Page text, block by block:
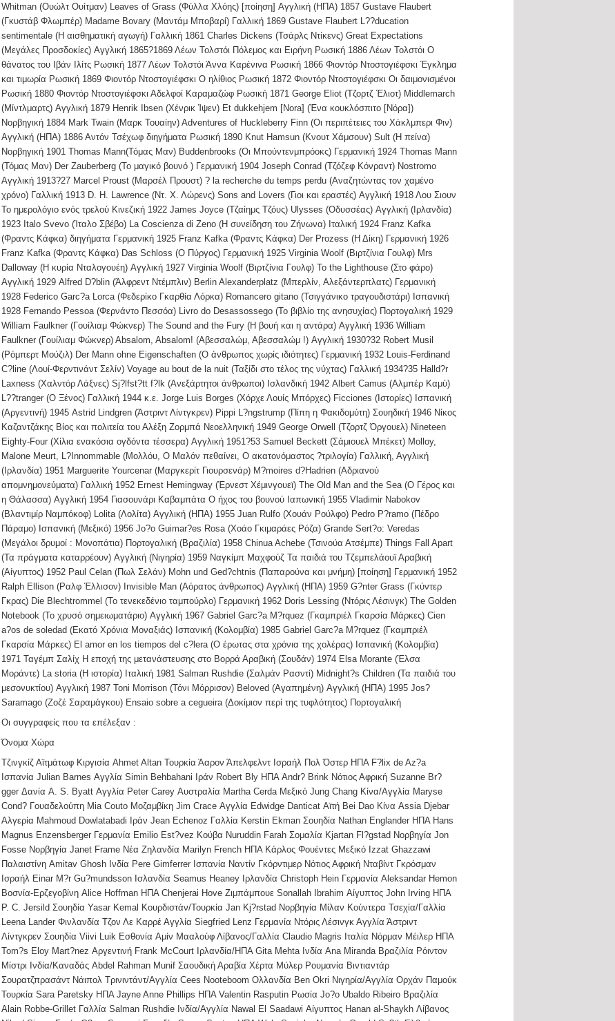
Whitman (Ουώλτ Ουίτμαν) Leaves of Grass (Φύλλα Χλόης) [ποίηση] Αγγλική (ΗΠΑ) 1857 Gustave Flaubert
(Γκυστάβ Φλωμπέρ) Madame Bovary (Μαντάμ Μποβαρί) Γαλλική 1869 Gustave Flaubert L??ducation
sentimentale (Η αισθηματική αγωγή) Γαλλική 1861 Charles Dickens (Τσάρλς Ντίκενς) Great Expectations
(Μεγάλες Προσδοκίες) Αγγλική 1865?1869 Λέων Τολστόι Πόλεμος και Ειρήνη Ρωσική 1886 Λέων Τολστόι Ο
θάνατος του Ιβάν Ιλίτς Ρωσική 1877 Λέων Τολστόι Άννα Καρένινα Ρωσική 1866 Φιοντόρ Ντοστογιέφσκι Έγκλημα
και τιμωρία Ρωσική 1869 Φιοντόρ Ντοστογιέφσκι Ο ηλίθιος Ρωσική 1872 Φιοντόρ Ντοστογιέφσκι Οι δαιμονισμένοι
Ρωσική 1880 Φιοντόρ Ντοστογιέφσκι Αδελφοί Καραμαζώφ Ρωσική 1871 George Eliot (Τζορτζ Έλιοτ) Middlemarch
(Μίντλμαρτς) Αγγλική 1879 Henrik Ibsen (Χένρικ Ίψεν) Et dukkehjem [Nora] (Ένα κουκλόσπιτο [Νόρα])
Νορβηγική 1884 Mark Twain (Μαρκ Τουαίην) Adventures of Huckleberry Finn (Οι περιπέτειες του Χάκλμπερι Φιν)
Αγγλική (ΗΠΑ) 1886 Αντόν Τσέχωφ διηγήματα Ρωσική 1890 Knut Hamsun (Κνουτ Χάμσουν) Sult (Η πείνα)
Νορβηγική 1901 Thomas Mann(Τόμας Μαν) Buddenbrooks (Οι Μπούντενμπρόοκς) Γερμανική 1924 Thomas Mann
(Τόμας Μαν) Der Zauberberg (Το μαγικό βουνό ) Γερμανική 1904 Joseph Conrad (Τζόζεφ Κόνραντ) Nostromo
Αγγλική 1913?27 Marcel Proust (Μαρσέλ Προυστ) ? la recherche du temps perdu (Αναζητώντας τον χαμένο
χρόνο) Γαλλική 1913 D. H. Lawrence (Ντ. Χ. Λώρενς) Sons and Lovers (Γιοι και εραστές) Αγγλική 1918 Λου Σιουν
Το ημερολόγιο ενός τρελού Κινεζική 1922 James Joyce (Τζαίημς Τζόυς) Ulysses (Οδυσσέας) Αγγλική (Ιρλανδία)
1923 Italo Svevo (Ίταλο Σβέβο) La Coscienza di Zeno (Η συνείδηση του Ζήνωνα) Ιταλική 1924 Franz Kafka
(Φραντς Κάφκα) διηγήματα Γερμανική 1925 Franz Kafka (Φραντς Κάφκα) Der Prozess (Η Δίκη) Γερμανική 1926
Franz Kafka (Φραντς Κάφκα) Das Schloss (Ο Πύργος) Γερμανική 1925 Virginia Woolf (Βιρτζίνια Γουλφ) Mrs
Dalloway (Η κυρία Νταλογουέη) Αγγλική 1927 Virginia Woolf (Βιρτζίνια Γουλφ) To the Lighthouse (Στο φάρο)
Αγγλική 1929 Alfred D?blin (Άλφρεντ Ντέμπλιν) Berlin Alexanderplatz (Μπερλίν, Αλεξάντερπλατς) Γερμανική
1928 Federico Garc?a Lorca (Φεδερίκο Γκαρθία Λόρκα) Romancero gitano (Τσιγγάνικο τραγουδιστάρι) Ισπανική
1928 Fernando Pessoa (Φερνάντο Πεσσόα) Livro do Desassossego (Το βιβλίο της ανησυχίας) Πορτογαλική 1929
William Faulkner (Γουίλιαμ Φώκνερ) The Sound and the Fury (Η βουή και η αντάρα) Αγγλική 1936 William
Faulkner (Γουίλιαμ Φώκνερ) Absalom, Absalom! (Αβεσσαλώμ, Αβεσσαλώμ !) Αγγλική 1930?32 Robert Musil
(Ρόμπερτ Μούζιλ) Der Mann ohne Eigenschaften (Ο άνθρωπος χωρίς ιδιότητες) Γερμανική 1932 Louis-Ferdinand
C?line (Λουί-Φερντινάντ Σελίν) Voyage au bout de la nuit (Ταξίδι στο τέλος της νύχτας) Γαλλική 1934?35 Halld?r
Laxness (Χαλντόρ Λάξνες) Sj?lfst?tt f?lk (Ανεξάρτητοι άνθρωποι) Ισλανδική 1942 Albert Camus (Αλμπέρ Καμύ)
L??tranger (Ο Ξένος) Γαλλική 1944 κ.ε. Jorge Luis Borges (Χόρχε Λουίς Μπόρχες) Ficciones (Ιστορίες) Ισπανική
(Αργεντινή) 1945 Astrid Lindgren (Άστριντ Λίντγκρεν) Pippi L?ngstrump (Πίπη η Φακιδομύτη) Σουηδική 1946 Νίκος
Καζαντζάκης Βίος και πολιτεία του Αλέξη Ζορμπά Νεοελληνική 1949 George Orwell (Τζορτζ Όργουελ) Nineteen
Eighty-Four (Χίλια ενακόσια ογδόντα τέσσερα) Αγγλική 1951?53 Samuel Beckett (Σάμιουελ Μπέκετ) Molloy,
Malone Meurt, L?Innommable (Μολλόυ, Ο Μαλόν πεθαίνει, Ο ακατονόμαστος ?τριλογία) Γαλλική, Αγγλική
(Ιρλανδία) 1951 Marguerite Yourcenar (Μαργκερίτ Γιουρσενάρ) M?moires d?Hadrien (Αδριανού
απομνημονεύματα) Γαλλική 1952 Ernest Hemingway (Έρνεστ Χέμινγουεϊ) The Old Man and the Sea (Ο Γέρος και
η Θάλασσα) Αγγλική 1954 Γιασουνάρι Καβαμπάτα Ο ήχος του βουνού Ιαπωνική 1955 Vladimir Nabokov
(Βλαντιμίρ Ναμπόκοφ) Lolita (Λολίτα) Αγγλική (ΗΠΑ) 1955 Juan Rulfo (Χουάν Ρούλφο) Pedro P?ramo (Πέδρο
Πάραμο) Ισπανική (Μεξικό) 1956 Jo?o Guimar?es Rosa (Χοάο Γκιμαράες Ρόζα) Grande Sert?o: Veredas
(Μεγάλοι δρυμοί : Μονοπάτια) Πορτογαλική (Βραζιλία) 1958 Chinua Achebe (Τσινούα Ατσέμπε) Things Fall Apart
(Τα πράγματα καταρρέουν) Αγγλική (Νιγηρία) 1959 Ναγκίμπ Μαχφούζ Τα παιδιά του Τζεμπελάουϊ Αραβική
(Αίγυπτος) 1952 Paul Celan (Πωλ Σελάν) Mohn und Ged?chtnis (Παπαρούνα και μνήμη) [ποίηση] Γερμανική 1952
Ralph Ellison (Ραλφ Έλλισον) Invisible Man (Αόρατος άνθρωπος) Αγγλική (ΗΠΑ) 1959 G?nter Grass (Γκύντερ
Γκρας) Die Blechtrommel (Το τενεκεδένιο ταμπούρλο) Γερμανική 1962 Doris Lessing (Ντόρις Λέσινγκ) The Golden
Notebook (Το χρυσό σημειωματάριο) Αγγλική 1967 Gabriel Garc?a M?rquez (Γκαμπριέλ Γκαρσία Μάρκες) Cien
a?os de soledad (Εκατό Χρόνια Μοναξιάς) Ισπανική (Κολομβία) 1985 Gabriel Garc?a M?rquez (Γκαμπριέλ
Γκαρσία Μάρκες) El amor en los tiempos del c?lera (Ο έρωτας στα χρόνια της χολέρας) Ισπανική (Κολομβία)
1971 Ταγέμπ Σαλίχ Η εποχή της μετανάστευσης στο Βορρά Αραβική (Σουδάν) 1974 Elsa Morante (Έλσα
Μοράντε) La storia (Η ιστορία) Ιταλική 1981 Salman Rushdie (Σαλμάν Ρασντί) Midnight?s Children (Τα παιδιά του
μεσονυκτίου) Αγγλική 1987 Toni Morrison (Τόνι Μόρρισον) Beloved (Αγαπημένη) Αγγλική (ΗΠΑ) 1995 Jos?
Saramago (Ζοζέ Σαραμάγκου) Ensaio sobre a cegueira (Δοκίμιον περί της τυφλότητος) Πορτογαλική
Οι συγγραφείς που τα επέλεξαν :
Όνομα Χώρα
Τζινγκίζ Αϊτμάτωφ Κιργισία Ahmet Altan Τουρκία Άαρον Άπελφελντ Ισραήλ Πολ Όστερ ΗΠΑ F?lix de Az?a
Ισπανία Julian Barnes Αγγλία Simin Behbahani Ιράν Robert Bly ΗΠΑ Andr? Brink Νότιος Αφρική Suzanne Br?
gger Δανία A. S. Byatt Αγγλία Peter Carey Αυστραλία Martha Cerda Μεξικό Jung Chang Κίνα/Αγγλία Maryse
Cond? Γουαδελούπη Mia Couto Μοζαμβίκη Jim Crace Αγγλία Edwidge Danticat Αϊτή Bei Dao Κίνα Assia Djebar
Αλγερία Mahmoud Dowlatabadi Ιράν Jean Echenoz Γαλλία Kerstin Ekman Σουηδία Nathan Englander ΗΠΑ Hans
Magnus Enzensberger Γερμανία Emilio Est?vez Κούβα Nuruddin Farah Σομαλία Kjartan Fl?gstad Νορβηγία Jon
Fosse Νορβηγία Janet Frame Νέα Ζηλανδία Marilyn French ΗΠΑ Κάρλος Φουέντες Μεξικό Izzat Ghazzawi
Παλαιστίνη Amitav Ghosh Ινδία Pere Gimferrer Ισπανία Nαντίν Γκόρντιμερ Νότιος Αφρική Νταβίντ Γκρόσμαν
Ισραήλ Einar M?r Gu?mundsson Ισλανδία Seamus Heaney Ιρλανδία Christoph Hein Γερμανία Aleksandar Hemon
Βοσνία-Ερζεγοβίνη Alice Hoffman ΗΠΑ Chenjerai Hove Ζιμπάμπουε Sonallah Ibrahim Αίγυπτος John Irving ΗΠΑ
P. C. Jersild Σουηδία Yasar Kemal Κουρδιστάν/Τουρκία Jan Kj?rstad Νορβηγία Μίλαν Κούντερα Τσεχία/Γαλλία
Leena Lander Φινλανδία Τζον Λε Καρρέ Αγγλία Siegfried Lenz Γερμανία Ντόρις Λέσινγκ Αγγλία Άστριντ
Λίντγκρεν Σουηδία Viivi Luik Εσθονία Aμίν Mααλούφ Λίβανος/Γαλλία Claudio Magris Ιταλία Νόρμαν Μέιλερ ΗΠΑ
Tom?s Eloy Mart?nez Αργεντινή Frank McCourt Ιρλανδία/ΗΠΑ Gita Mehta Ινδία Ana Miranda Βραζιλία Ρόιντον
Μίστρι Ινδία/Καναδάς Abdel Rahman Munif Σαουδική Αραβία Χέρτα Μύλερ Ρουμανία Βιντιαντάρ
Σουρατζπρασάντ Νάιπολ Τρινιντάντ/Αγγλία Cees Nooteboom Ολλανδία Ben Okri Νιγηρία/Αγγλία Ορχάν Παμούκ
Τουρκία Sara Paretsky ΗΠΑ Jayne Anne Phillips ΗΠΑ Valentin Rasputin Ρωσία Jo?o Ubaldo Ribeiro Βραζιλία
Alain Robbe-Grillet Γαλλία Salman Rushdie Ινδία/Αγγλία Nawal El Saadawi Αίγυπτος Hanan al-Shaykh Λίβανος